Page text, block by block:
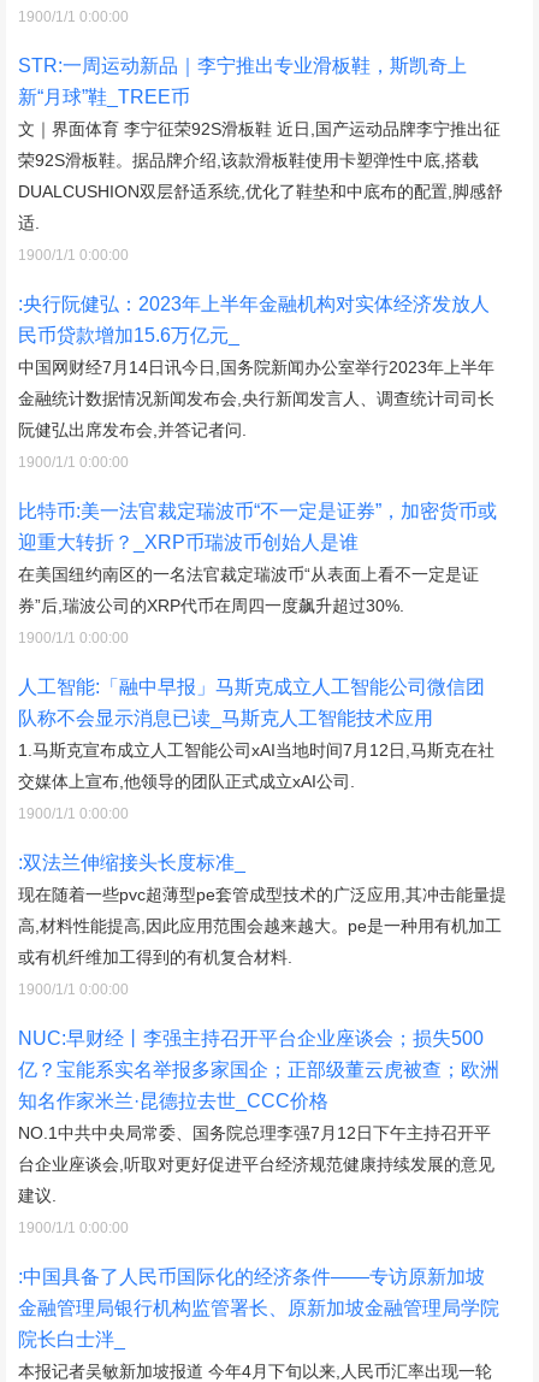
1900/1/1 0:00:00
STR:一周运动新品｜李宁推出专业滑板鞋，斯凯奇上
新“月球”鞋_TREE币
文｜界面体育 李宁征荣92S滑板鞋 近日,国产运动品牌李宁推出征
荣92S滑板鞋。据品牌介绍,该款滑板鞋使用卡塑弹性中底,搭载
DUALCUSHION双层舒适系统,优化了鞋垫和中底布的配置,脚感舒
适.
1900/1/1 0:00:00
:央行阮健弘：2023年上半年金融机构对实体经济发放人
民币贷款增加15.6万亿元_
中国网财经7月14日讯今日,国务院新闻办公室举行2023年上半年
金融统计数据情况新闻发布会,央行新闻发言人、调查统计司司长
阮健弘出席发布会,并答记者问.
1900/1/1 0:00:00
比特币:美一法官裁定瑞波币“不一定是证券”，加密货币或
迎重大转折？_XRP币瑞波币创始人是谁
在美国纽约南区的一名法官裁定瑞波币“从表面上看不一定是证
券”后,瑞波公司的XRP代币在周四一度飙升超过30%.
1900/1/1 0:00:00
人工智能:「融中早报」马斯克成立人工智能公司微信团
队称不会显示消息已读_马斯克人工智能技术应用
1.马斯克宣布成立人工智能公司xAI当地时间7月12日,马斯克在社
交媒体上宣布,他领导的团队正式成立xAI公司.
1900/1/1 0:00:00
:双法兰伸缩接头长度标准_
现在随着一些pvc超薄型pe套管成型技术的广泛应用,其冲击能量提
高,材料性能提高,因此应用范围会越来越大。pe是一种用有机加工
或有机纤维加工得到的有机复合材料.
1900/1/1 0:00:00
NUC:早财经丨李强主持召开平台企业座谈会；损失500
亿？宝能系实名举报多家国企；正部级董云虎被查；欧洲
知名作家米兰·昆德拉去世_CCC价格
NO.1中共中央局常委、国务院总理李强7月12日下午主持召开平
台企业座谈会,听取对更好促进平台经济规范健康持续发展的意见
建议.
1900/1/1 0:00:00
:中国具备了人民币国际化的经济条件——专访原新加坡
金融管理局银行机构监管署长、原新加坡金融管理局学院
院长白士泮_
本报记者吴敏新加坡报道 今年4月下旬以来,人民币汇率出现一轮